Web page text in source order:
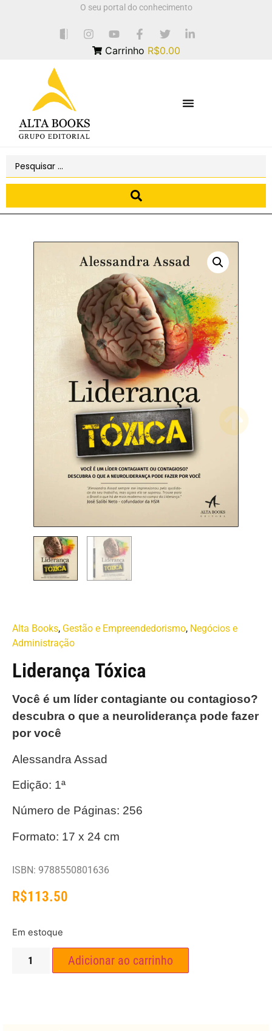
O seu portal do conhecimento
Carrinho R$0.00
Alta Books, Gestão e Empreendedorismo, Negócios e
Administração
Liderança Tóxica
Você é um líder contagiante ou contagioso?
descubra o que a neuroliderança pode fazer
por você
Alessandra Assad
Edição: 1ª
Número de Páginas: 256
Formato: 17 x 24 cm
ISBN: 9788550801636
R$113.50
Em estoque
Adicionar ao carrinho